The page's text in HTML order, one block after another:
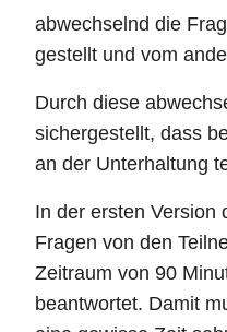
abwechselnd die
gestellt und vom
Durch diese
sichergestellt, dass
an der Unterhaltung
In der ersten Version
Fragen von den
Zeitraum von 90
beantwortet. Damit